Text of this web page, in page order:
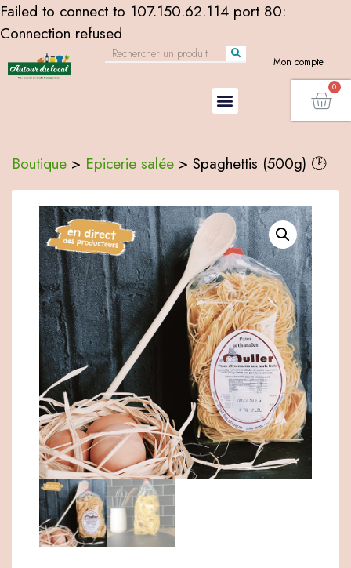
Failed to connect to 107.150.62.114 port 80:
Connection refused
Mon compte
Boutique > Epicerie salée > Spaghettis (500g) 🕑